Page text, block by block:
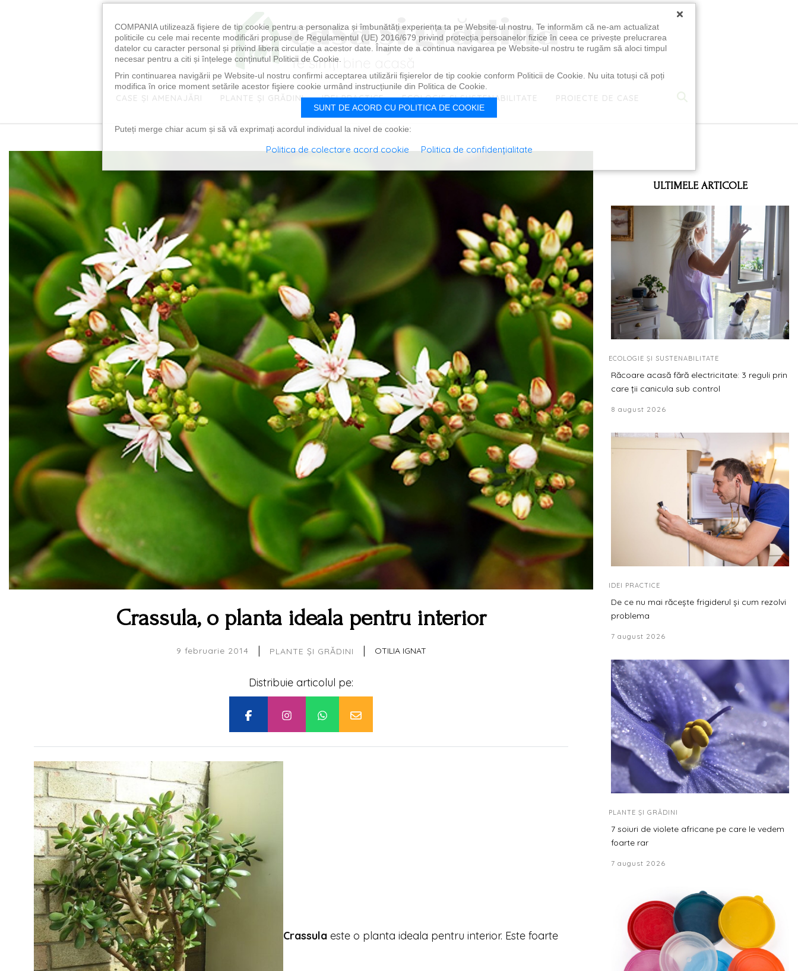
CASE ȘI AMENAJĂRI PLANTE ȘI GRĂDINI IDEI PRACTICE ECOLOGIE ȘI SUSTENABILITATE PROIECTE DE CASE
Crassula, o planta ideala pentru interior
9 februarie 2014 | PLANTE ȘI GRĂDINI | OTILIA IGNAT
Distribuie articolul pe:
Crassula este o planta ideala pentru interior. Este foarte
ULTIMELE ARTICOLE
ECOLOGIE ȘI SUSTENABILITATE
Răcoare acasă fără electricitate: 3 reguli prin
care ții canicula sub control
8 august 2026
IDEI PRACTICE
De ce nu mai răcește frigiderul și cum rezolvi
problema
7 august 2026
PLANTE ȘI GRĂDINI
7 soiuri de violete africane pe care le vedem
foarte rar
7 august 2026
×
COMPANIA utilizează fişiere de tip cookie pentru a personaliza și îmbunătăți experiența ta pe Website-ul nostru. Te informăm că ne-am actualizat
politicile cu cele mai recente modificări propuse de Regulamentul (UE) 2016/679 privind protecția persoanelor fizice în ceea ce privește prelucrarea
datelor cu caracter personal și privind libera circulație a acestor date. Înainte de a continua navigarea pe Website-ul nostru te rugăm să aloci timpul
necesar pentru a citi și înțelege conținutul Politicii de Cookie.
Prin continuarea navigării pe Website-ul nostru confirmi acceptarea utilizării fişierelor de tip cookie conform Politicii de Cookie. Nu uita totuși că poți
modifica în orice moment setările acestor fişiere cookie urmând instrucțiunile din Politica de Cookie.
SUNT DE ACORD CU POLITICA DE COOKIE
Puteți merge chiar acum și să vă exprimați acordul individual la nivel de cookie:
Politica de colectare acord cookie Politica de confidențialitate